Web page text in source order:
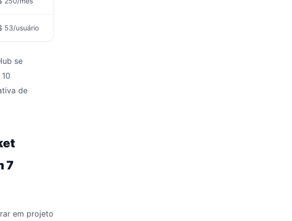
53/usuário
se
de
7
em projeto